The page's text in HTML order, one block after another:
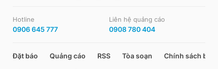
Hotline
0906 645 777
Liên hệ quảng cáo
0908 780 404
Đặt báo Quảng cáo RSS Tòa soạn Chính sách bảo